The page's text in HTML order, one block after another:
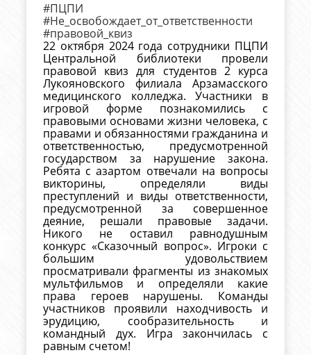
#ПЦПИ
#Не_освобождает_от_ответственности
#правовой_квиз
22 октября 2024 года сотрудники ПЦПИ
Центральной библиотеки провели
правовой квиз для студентов 2 курса
Лукояновского филиала Арзамасского
медицинского колледжа. Участники в
игровой форме познакомились с
правовыми основами жизни человека, с
правами и обязанностями гражданина и
ответственностью, предусмотренной
государством за нарушение закона.
Ребята с азартом отвечали на вопросы
викторины, определяли виды
преступлений и виды ответственности,
предусмотренной за совершенное
деяние, решали правовые задачи.
Никого не оставил равнодушным
конкурс «Сказочный вопрос». Игроки с
большим удовольствием
просматривали фрагменты из знакомых
мультфильмов и определяли какие
права героев нарушены. Команды
участников проявили находчивость и
эрудицию, сообразительность и
командный дух. Игра закончилась с
равным счетом!